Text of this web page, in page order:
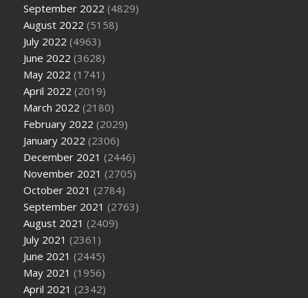
September 2022 (4829)
August 2022 (5158)
July 2022 (4963)
June 2022 (3628)
May 2022 (1741)
April 2022 (2019)
March 2022 (2180)
February 2022 (2029)
January 2022 (2306)
December 2021 (2446)
November 2021 (2705)
October 2021 (2784)
September 2021 (2763)
August 2021 (2409)
July 2021 (2361)
June 2021 (2445)
May 2021 (1956)
April 2021 (2342)